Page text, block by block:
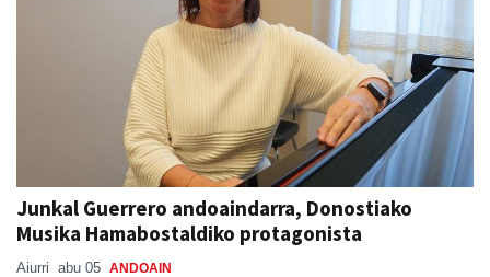
Junkal Guerrero andoaindarra, Donostiako
Musika Hamabostaldiko protagonista
Aiurri abu 05 ANDOAIN